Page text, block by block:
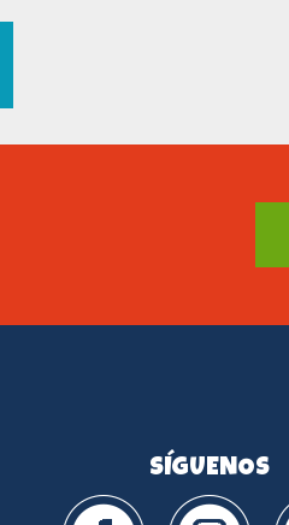
SÍGUENOS